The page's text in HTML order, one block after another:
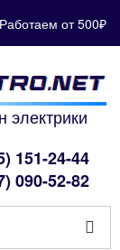
Работаем от 500₽
электрики
151-24-44
090-52-82